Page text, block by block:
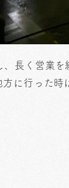
長く営業
に行った